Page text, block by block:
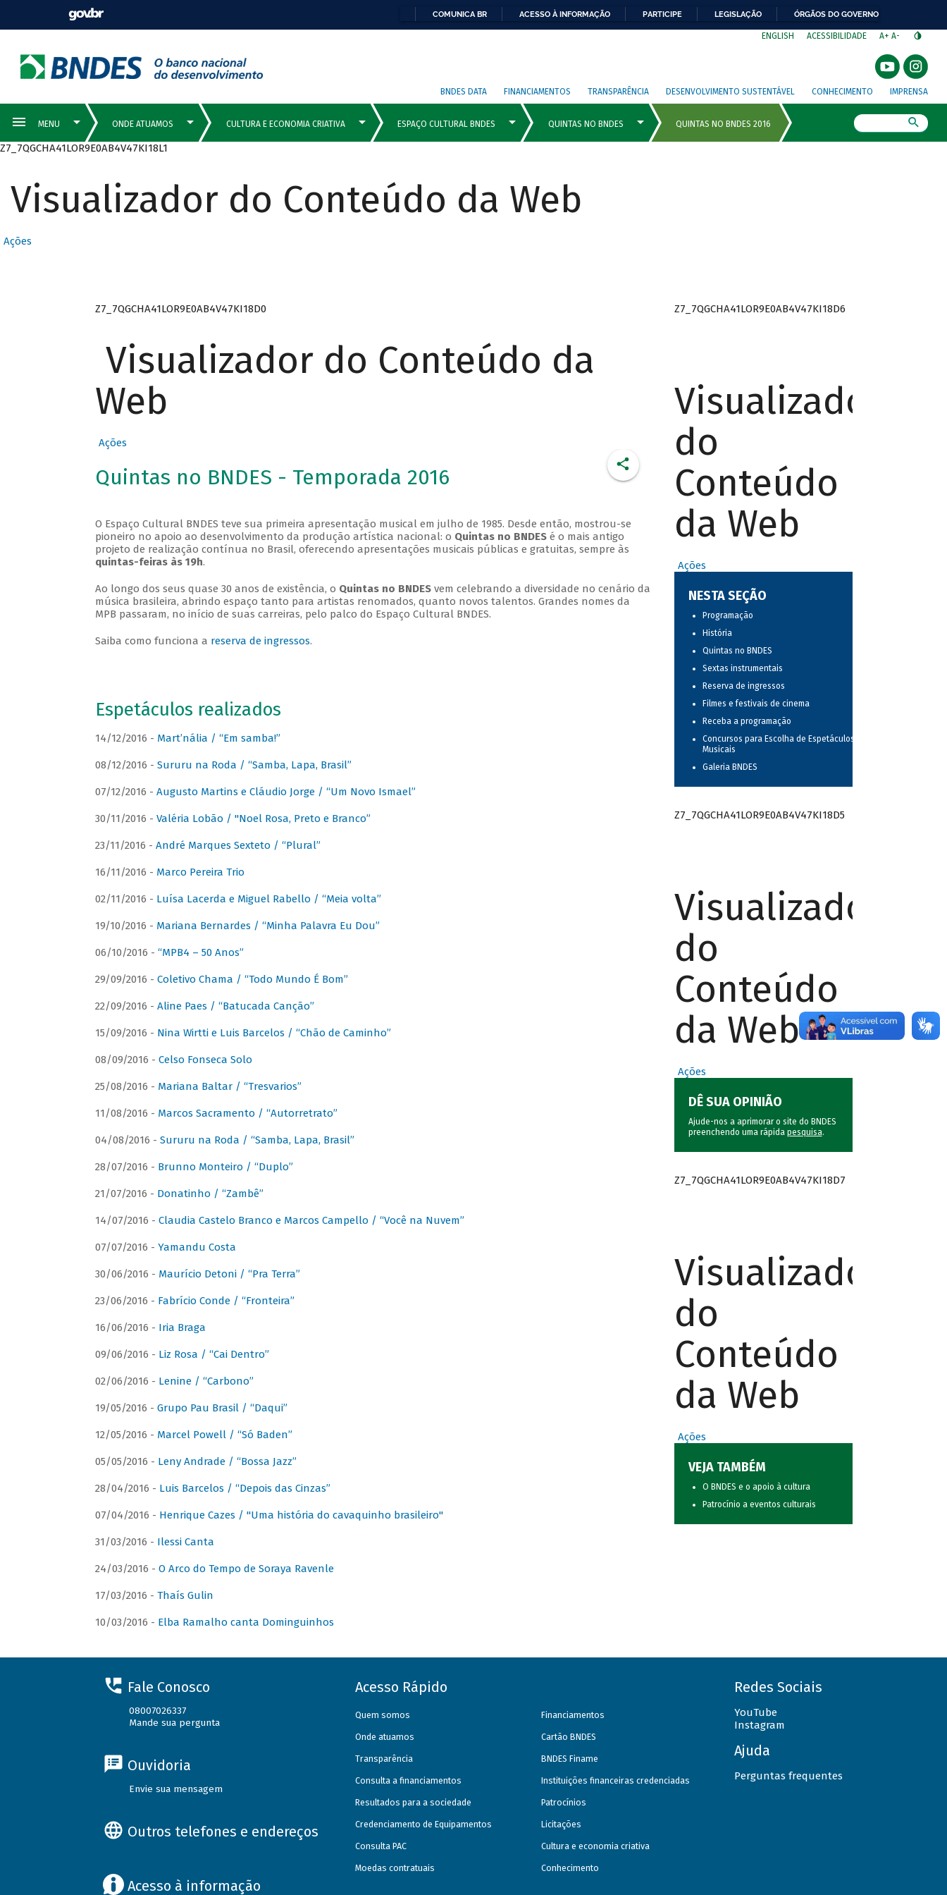
COMUNICA BR ACESSO À INFORMAÇÃO PARTICIPE LEGISLAÇÃO ÓRGÃOS DO GOVERNO
ENGLISH ACESSIBILIDADE A+ A-
BNDES DATA FINANCIAMENTOS TRANSPARÊNCIA DESENVOLVIMENTO SUSTENTÁVEL CONHECIMENTO IMPRENSA
Z7_7QGCHA41LOR9E0AB4V47KI18L1
Visualizador do Conteúdo da Web
Ações
Z7_7QGCHA41LOR9E0AB4V47KI18D0
Visualizador do Conteúdo da
Web
Ações
Quintas no BNDES - Temporada 2016
O Espaço Cultural BNDES teve sua primeira apresentação musical em julho de 1985. Desde então, mostrou-se
pioneiro no apoio ao desenvolvimento da produção artística nacional: o Quintas no BNDESé o mais antigo
projeto de realização contínua no Brasil, oferecendo apresentações musicais públicas e gratuitas, sempre às
quintas-feiras às 19h.
Ao longo dos seus quase 30 anos de existência, o Quintas no BNDESvem celebrando a diversidade no cenário da
música brasileira, abrindo espaço tanto para artistas renomados, quanto novos talentos. Grandes nomes da
MPB passaram, no início de suas carreiras, pelo palco do Espaço Cultural BNDES.
Saiba como funciona a reserva de ingressos.
Espetáculos realizados
14/12/2016 - Mart’nália / “Em samba!”
08/12/2016 - Sururu na Roda / “Samba, Lapa, Brasil”
07/12/2016 - Augusto Martins e Cláudio Jorge / “Um Novo Ismael”
30/11/2016 - Valéria Lobão / "Noel Rosa, Preto e Branco”
23/11/2016 - André Marques Sexteto / “Plural”
16/11/2016 - Marco Pereira Trio
02/11/2016 - Luísa Lacerda e Miguel Rabello / “Meia volta”
19/10/2016 - Mariana Bernardes / “Minha Palavra Eu Dou”
06/10/2016 - “MPB4 – 50 Anos”
29/09/2016 - Coletivo Chama / “Todo Mundo É Bom”
22/09/2016 - Aline Paes / “Batucada Canção”
15/09/2016 - Nina Wirtti e Luis Barcelos / “Chão de Caminho”
08/09/2016 - Celso Fonseca Solo
25/08/2016 - Mariana Baltar / “Tresvarios”
11/08/2016 - Marcos Sacramento / “Autorretrato”
04/08/2016 - Sururu na Roda / “Samba, Lapa, Brasil”
28/07/2016 - Brunno Monteiro / “Duplo”
21/07/2016 - Donatinho / “Zambê”
14/07/2016 - Claudia Castelo Branco e Marcos Campello / “Você na Nuvem”
07/07/2016 - Yamandu Costa
30/06/2016 - Maurício Detoni / “Pra Terra”
23/06/2016 - Fabrício Conde / “Fronteira”
16/06/2016 - Iria Braga
09/06/2016 - Liz Rosa / “Cai Dentro”
02/06/2016 - Lenine / “Carbono”
19/05/2016 - Grupo Pau Brasil / “Daqui”
12/05/2016 - Marcel Powell / “Só Baden”
05/05/2016 - Leny Andrade / “Bossa Jazz”
28/04/2016 - Luis Barcelos / “Depois das Cinzas”
07/04/2016 - Henrique Cazes / "Uma história do cavaquinho brasileiro"
31/03/2016 - Ilessi Canta
24/03/2016 - O Arco do Tempo de Soraya Ravenle
17/03/2016 - Thaís Gulin
10/03/2016 - Elba Ramalho canta Dominguinhos
Z7_7QGCHA41LOR9E0AB4V47KI18D6
Visualizador
do
Conteúdo
da Web
Ações
NESTA SEÇÃO
Programação
História
Quintas no BNDES
Sextas instrumentais
Reserva de ingressos
Filmes e festivais de cinema
Receba a programação
Concursos para Escolha de Espetáculos
Musicais
Galeria BNDES
Z7_7QGCHA41LOR9E0AB4V47KI18D5
Visualizador
do
Conteúdo
da Web
Ações
DÊ SUA OPINIÃO
Ajude-nos a aprimorar o site do BNDES
preenchendo uma rápida pesquisa.
Z7_7QGCHA41LOR9E0AB4V47KI18D7
Visualizador
do
Conteúdo
da Web
Ações
VEJA TAMBÉM
O BNDES e o apoio à cultura
Patrocínio a eventos culturais
Fale Conosco
08007026337
Mande sua pergunta
Ouvidoria
Envie sua mensagem
Outros telefones e endereços
Acesso à informação
Acesso Rápido
Quem somos
Onde atuamos
Transparência
Consulta a financiamentos
Resultados para a sociedade
Credenciamento de Equipamentos
Consulta PAC
Moedas contratuais
Financiamentos
Cartão BNDES
BNDES Finame
Instituições financeiras credenciadas
Patrocínios
Licitações
Cultura e economia criativa
Conhecimento
Redes Sociais
YouTube
Instagram
Ajuda
Perguntas frequentes